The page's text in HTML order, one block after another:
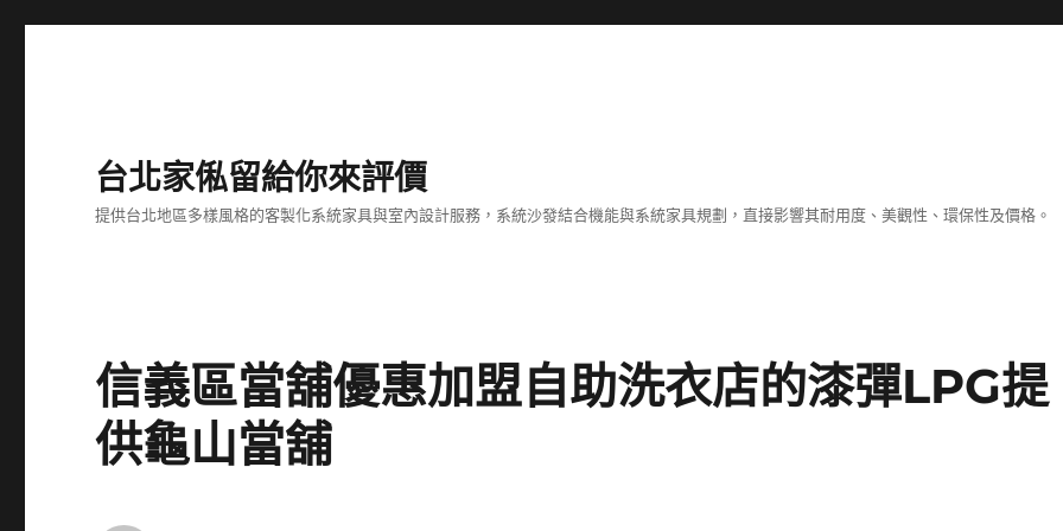
台北家俬留給你來評價
提供台北地區多樣風格的客製化系統家具與室內設計服務，系統沙發結合機能與系統家具規劃，直接影響其耐用度、美觀性、環保性及價格。
信義區當舖優惠加盟自助洗衣店的漆彈LPG提
供龜山當舖